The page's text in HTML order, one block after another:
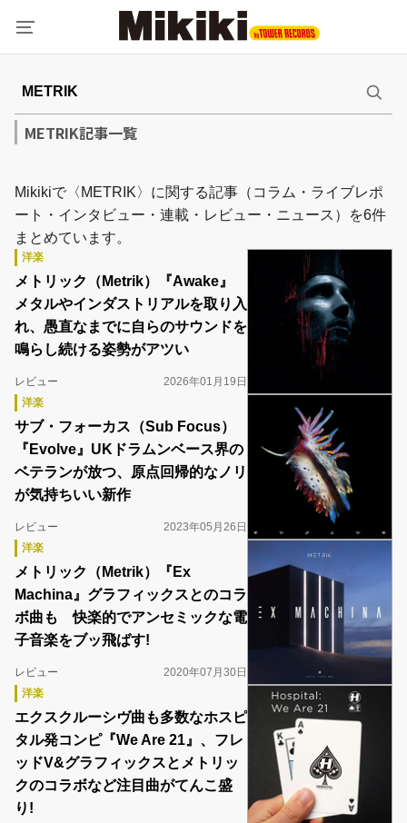
METRIK記事一覧
Mikikiで〈METRIK〉に関する記事（コラム・ライブレポ
ート・インタビュー・連載・レビュー・ニュース）を6件
まとめています。
洋楽
メトリック（Metrik）『Awake』
メタルやインダストリアルを取り入
れ、愚直なまでに自らのサウンドを
鳴らし続ける姿勢がアツい
レビュー
2026年01月19日
洋楽
サブ・フォーカス（Sub Focus）
『Evolve』UKドラムンベース界の
ベテランが放つ、原点回帰的なノリ
が気持ちいい新作
レビュー
2023年05月26日
洋楽
メトリック（Metrik）『Ex
Machina』グラフィックスとのコラ
ボ曲も 快楽的でアンセミックな電
子音楽をブッ飛ばす!
レビュー
2020年07月30日
洋楽
エクスクルーシヴ曲も多数なホスピ
タル発コンピ『We Are 21』、フレ
ッドV&グラフィックスとメトリッ
クのコラボなど注目曲がてんこ盛
り!